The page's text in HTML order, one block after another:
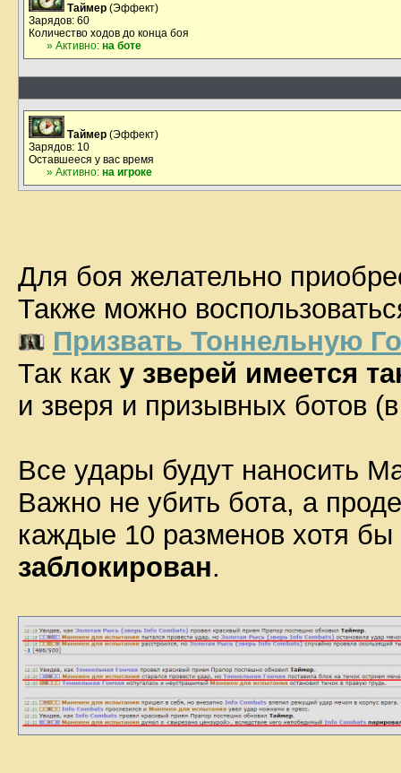
Таймер (Эффект)
Зарядов: 60
Количество ходов до конца боя
» Активно: на боте
Таймер (Эффект)
Зарядов: 10
Оставшееся у вас время
» Активно: на игроке
Для боя желательно
Также можно
Призвать Тоннельную
Так как у зверей имеется
и зверя и призывных ботов
Все удары будут наносить
Важно не убить бота, а
каждые 10 разменов хотя
заблокирован.